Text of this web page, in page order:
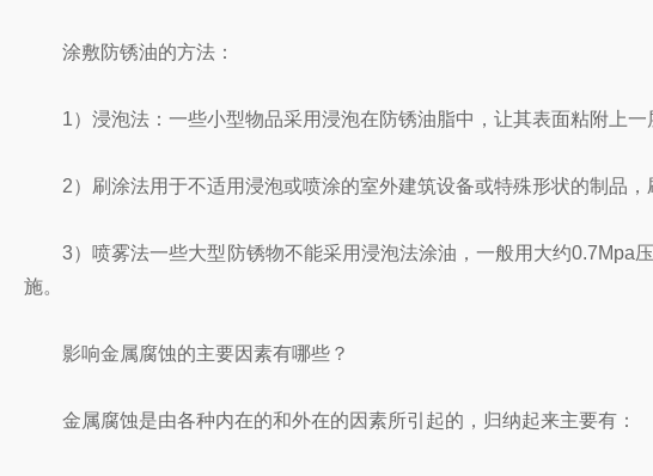
涂敷防锈油的方法：
1）浸泡法：一些小型物品采用浸泡在防锈油脂中，让其表面粘附上一
2）刷涂法用于不适用浸泡或喷涂的室外建筑设备或特殊形状的制品，
3）喷雾法一些大型防锈物不能采用浸泡法涂油，一般用大约0.7Mpa
施。
影响金属腐蚀的主要因素有哪些？
金属腐蚀是由各种内在的和外在的因素所引起的，归纳起来主要有：